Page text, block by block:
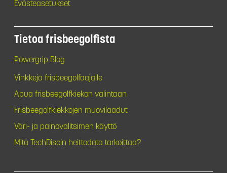
Evästeasetukset
Tietoa frisbeegolfista
Powergrip Blog
Vinkkejä frisbeegolfaajalle
Apua frisbeegolfkiekon valintaan
Frisbeegolfkiekkojen muovilaadut
Väri- ja painovalitsimen käyttö
Mitä TechDiscin heittodata tarkoittaa?